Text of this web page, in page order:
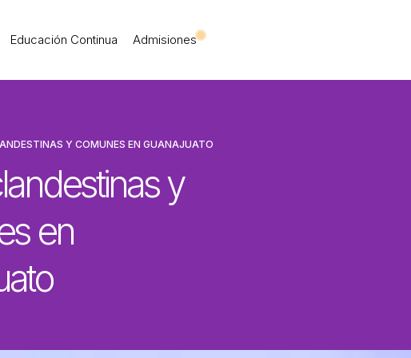
Iberoamericana
Educación Continua Admisiones
Y COMUNES EN GUANAJUATO
y
en